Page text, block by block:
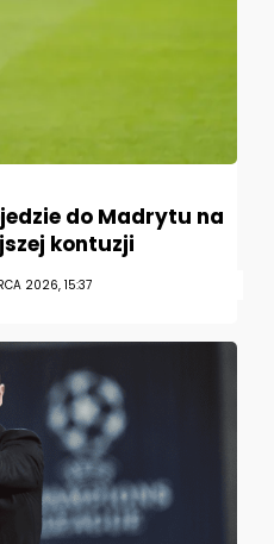
do Madrytu na
kontuzji
2026, 15:37